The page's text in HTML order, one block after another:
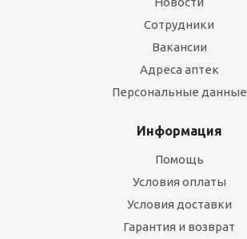
Сотрудники
Вакансии
Адреса аптек
Персональные данные
Информация
Помощь
Условия оплаты
Условия доставки
Гарантия и возврат